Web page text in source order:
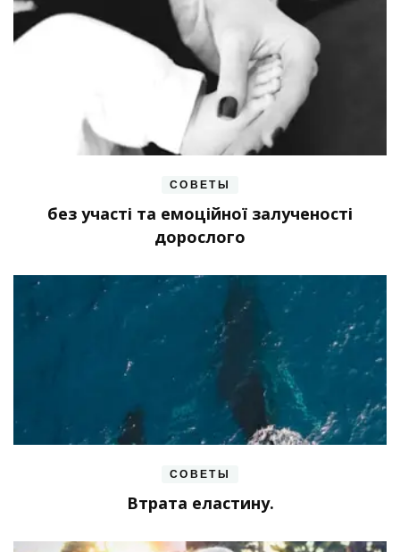
СОВЕТЫ
без участі та емоційної залученості
дорослого
СОВЕТЫ
Втрата еластину.